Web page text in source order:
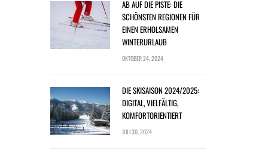
AB AUF DIE PISTE: DIE
SCHÖNSTEN REGIONEN FÜR
EINEN ERHOLSAMEN
WINTERURLAUB
OKTOBER 24, 2024
DIE SKISAISON 2024/2025:
DIGITAL, VIELFÄLTIG,
KOMFORTORIENTIERT
JULI 30, 2024